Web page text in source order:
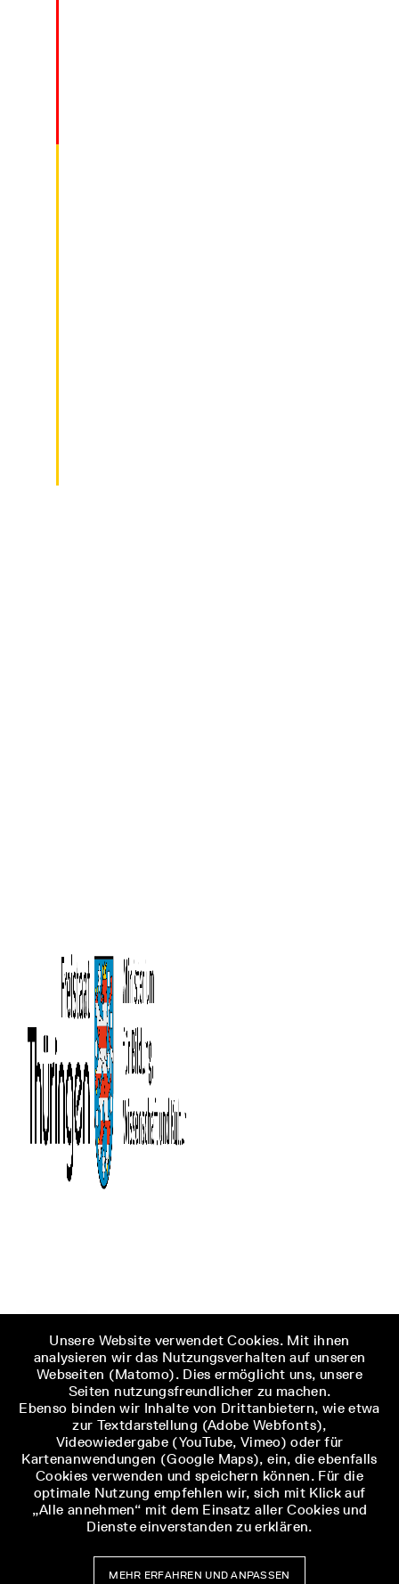
Unsere Website verwendet Cookies. Mit ihnen
analysieren wir das Nutzungsverhalten auf unseren
Webseiten (Matomo). Dies ermöglicht uns, unsere
Seiten nutzungsfreundlicher zu machen.
Ebenso binden wir Inhalte von Drittanbietern, wie etwa
zur Textdarstellung (Adobe Webfonts),
Videowiedergabe (YouTube, Vimeo) oder für
Kartenanwendungen (Google Maps), ein, die ebenfalls
Cookies verwenden und speichern können. Für die
optimale Nutzung empfehlen wir, sich mit Klick auf
„Alle annehmen“ mit dem Einsatz aller Cookies und
Dienste einverstanden zu erklären.
MEHR ERFAHREN UND ANPASSEN